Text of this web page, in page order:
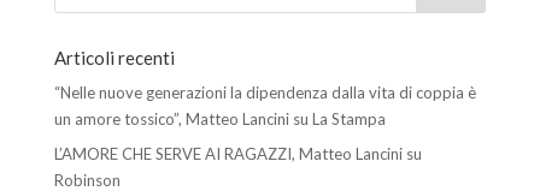
Articoli recenti
“Nelle nuove generazioni la dipendenza dalla vita di coppia è
un amore tossico”, Matteo Lancini su La Stampa
L’AMORE CHE SERVE AI RAGAZZI, Matteo Lancini su
Robinson